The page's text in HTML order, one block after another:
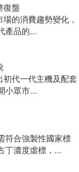
復盤
的消費趨勢變化，
產品的...
代一代主機及配套
小眾市...
符合強製性國家標
丁濃度虛標，...